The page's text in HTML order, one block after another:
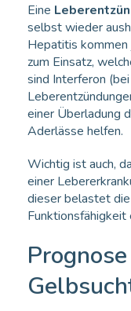
Eine
selbst wieder
Hepatitis
zum Einsatz,
sind Interferon
einer Überladung
Aderlässe helfen.
Wichtig ist auch,
einer
dieser belastet
Funktionsfähigkeit